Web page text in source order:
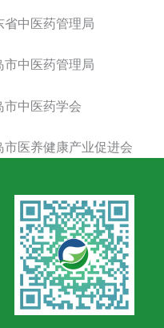
医药管理局
医药管理局
医药学会
健康产业促进会